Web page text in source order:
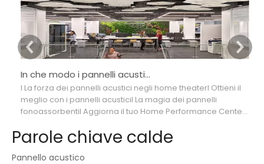
In che modo i pannelli acustici per l'home theater possono migliorare la tua esperienza di visione di film
l La forza dei pannelli acustici negli home theaterl Ottieni il
meglio con i pannelli acusticil La magia dei pannelli
fonoassorbentil Aggiorna il tuo Home Performance Center
La forza dei pannelli acustici negli home theater I pannelli
acustici rappresentano un vantaggio unico
Parole chiave calde
Pannello acustico